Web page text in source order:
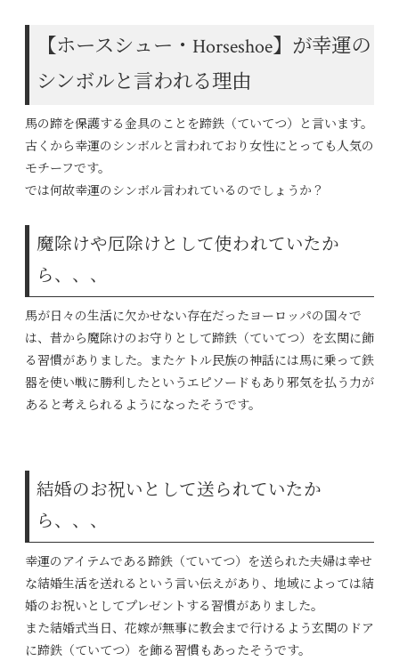
【ホースシュー・Horseshoe】が幸運の
シンボルと言われる理由
馬の蹄を保護する金具のことを蹄鉄（ていてつ）と言います。
古くから幸運のシンボルと言われており女性にとっても人気の
モチーフです。
では何故幸運のシンボル言われているのでしょうか？
魔除けや厄除けとして使われていたか
ら、、、
馬が日々の生活に欠かせない存在だったヨーロッパの国々で
は、昔から魔除けのお守りとして蹄鉄（ていてつ）を玄関に飾
る習慣がありました。またケトル民族の神話には馬に乗って鉄
器を使い戦に勝利したというエピソードもあり邪気を払う力が
あると考えられるようになったそうです。
結婚のお祝いとして送られていたか
ら、、、
幸運のアイテムである蹄鉄（ていてつ）を送られた夫婦は幸せ
な結婚生活を送れるという言い伝えがあり、地域によっては結
婚のお祝いとしてプレゼントする習慣がありました。
また結婚式当日、花嫁が無事に教会まで行けるよう玄関のドア
に蹄鉄（ていてつ）を飾る習慣もあったそうです。